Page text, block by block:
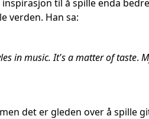
til å spille enda
verden. Han sa:
in music. It's a matter of taste.
det er gleden over å spille